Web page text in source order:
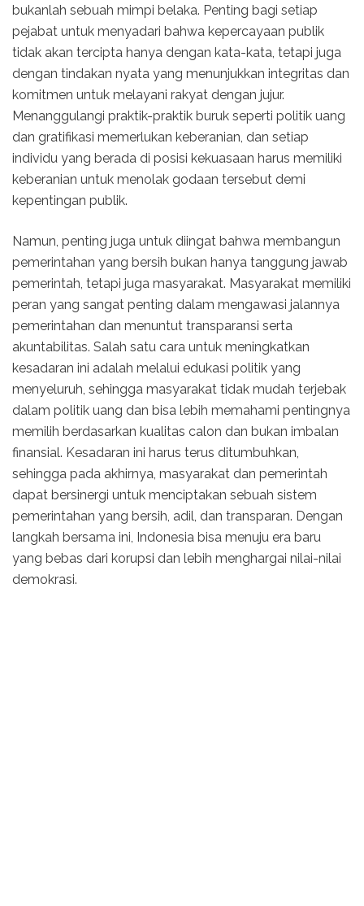
bukanlah sebuah mimpi belaka. Penting bagi setiap
pejabat untuk menyadari bahwa kepercayaan publik
tidak akan tercipta hanya dengan kata-kata, tetapi juga
dengan tindakan nyata yang menunjukkan integritas dan
komitmen untuk melayani rakyat dengan jujur.
Menanggulangi praktik-praktik buruk seperti politik uang
dan gratifikasi memerlukan keberanian, dan setiap
individu yang berada di posisi kekuasaan harus memiliki
keberanian untuk menolak godaan tersebut demi
kepentingan publik.
Namun, penting juga untuk diingat bahwa membangun
pemerintahan yang bersih bukan hanya tanggung jawab
pemerintah, tetapi juga masyarakat. Masyarakat memiliki
peran yang sangat penting dalam mengawasi jalannya
pemerintahan dan menuntut transparansi serta
akuntabilitas. Salah satu cara untuk meningkatkan
kesadaran ini adalah melalui edukasi politik yang
menyeluruh, sehingga masyarakat tidak mudah terjebak
dalam politik uang dan bisa lebih memahami pentingnya
memilih berdasarkan kualitas calon dan bukan imbalan
finansial. Kesadaran ini harus terus ditumbuhkan,
sehingga pada akhirnya, masyarakat dan pemerintah
dapat bersinergi untuk menciptakan sebuah sistem
pemerintahan yang bersih, adil, dan transparan. Dengan
langkah bersama ini, Indonesia bisa menuju era baru
yang bebas dari korupsi dan lebih menghargai nilai-nilai
demokrasi.